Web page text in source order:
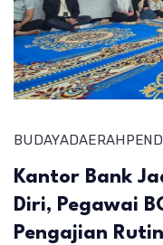
BUDAYADAERAH
Kantor Bank
Diri, Pegawai
Pengajian Rutin